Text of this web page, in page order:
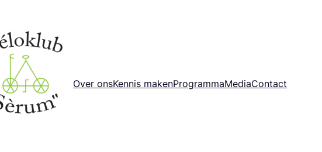
Over onsKennis makenProgrammaMediaContact